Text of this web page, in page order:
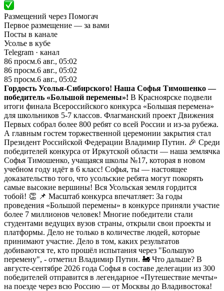
Размещений через Помогач
Первое размещение — за вами
Посты в канале
Усолье в кубе
Telegram · канал
86 просм.6 авг., 05:02
86 просм.6 авг., 05:02
85 просм.6 авг., 05:02
Гордость Усолья-Сибирского! Наша Софья Тимошенко —
победитель «Большой перемены»! В Красноярске подвели
итоги финала Всероссийского конкурса «Большая перемена»
для школьников 5-7 классов. Флагманский проект Движения
Первых собрал более 800 ребят со всей России и из-за рубежа.
А главным гостем торжественной церемонии закрытия стал
Президент Российской Федерации Владимир Путин. 🎉 Среди
победителей конкурса от Иркутской области — наша землячка
Софья Тимошенко, учащаяся школы №17, которая в новом
учебном году идёт в 6 класс! Софья, ты — настоящее
доказательство того, что усольские ребята могут покорять
самые высокие вершины! Вся Усольская земля гордится
тобой! 👏 📌 Масштаб конкурса впечатляет: За годы
проведения «Большой перемены» в конкурсе приняли участие
более 7 миллионов человек! Многие победители стали
студентами ведущих вузов страны, открыли свои проекты и
платформы. Дело не только в количестве людей, которые
принимают участие. Дело в том, каких результатов
добиваются те, кто прошёл испытания через "Большую
перемену", - отметил Владимир Путин. 🚂 Что дальше? В
августе-сентябре 2026 года Софья в составе делегации из 300
победителей отправится в легендарное «Путешествие мечты»
на поезде через всю Россию — от Москвы до Владивостока!